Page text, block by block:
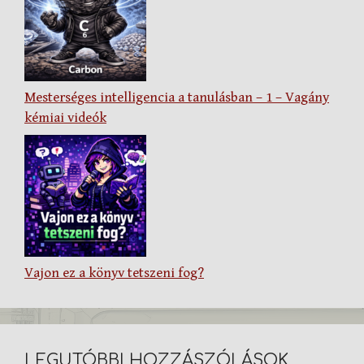
Mesterséges intelligencia a tanulásban – 1 – Vagány
kémiai videók
Vajon ez a könyv tetszeni fog?